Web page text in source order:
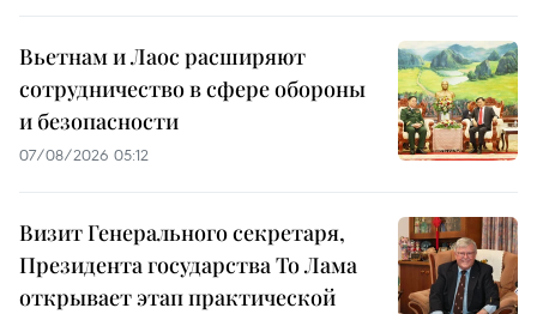
Вьетнам и Лаос расширяют
сотрудничество в сфере обороны
и безопасности
07/08/2026 05:12
Визит Генерального секретаря,
Президента государства То Лама
открывает этап практической